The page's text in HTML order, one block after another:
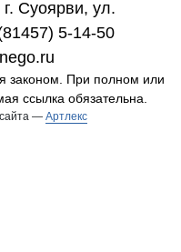
Cуоярви, ул.
5-14-50
законом. При полном или
ссылка обязательна.
— Артлекс